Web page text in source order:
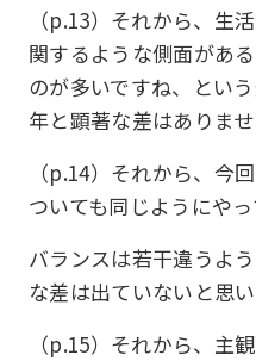
（p.13）それから、生
関するような側面があ
のが多いですね、とい
年と顕著な差はありませ
（p.14）それから、今
ついても同じようにやっ
バランスは若干違うよ
な差は出ていないと思い
（p.15）それから、主